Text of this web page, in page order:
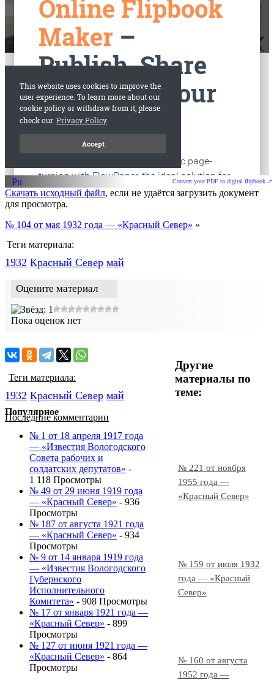
старые газеты
Convert your PDF to digital flipbook ↗
Скачать исходный файл, если не удаётся загрузить документ
для просмотра.
№ 104 от мая 1932 года — «Красный Север» »
Теги материала:
1932 Красный Cевер май
Оцените материал
Пока оценок нет
Другие
материалы по
теме:
№ 221 от ноября
1955 года —
«Красный Север»
№ 159 от июля 1932
года — «Красный
Север»
№ 160 от августа
1952 года —
Теги материала:
1932 Красный Cевер май
Последние комментарии
Популярное
№ 1 от 18 апреля 1917 года
— «Известия Вологодского
Совета рабочих и
солдатских депутатов» -
1 118 Просмотры
№ 49 от 29 июня 1919 года
— «Красный Север» - 936
Просмотры
№ 187 от августа 1921 года
— «Красный Север» - 934
Просмотры
№ 9 от 14 января 1919 года
— «Известия Вологодского
Губернского
Исполнительного
Комитета» - 908 Просмотры
№ 17 от января 1921 года —
«Красный Север» - 899
Просмотры
№ 127 от июня 1921 года —
«Красный Север» - 864
Просмотры